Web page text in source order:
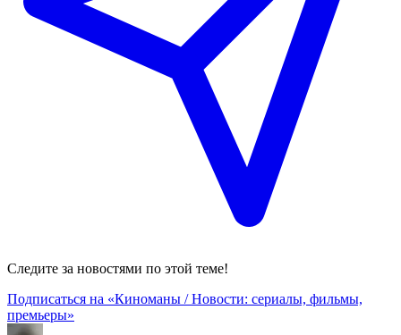
Следите за новостями по этой теме!
Подписаться на «Киноманы / Новости: сериалы, фильмы,
премьеры»